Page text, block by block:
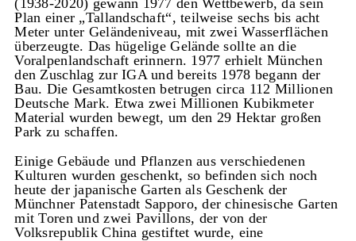
(1938-2020) gewann 1977 den Wettbewerb, da sein
Plan einer „Tallandschaft“, teilweise sechs bis acht
Meter unter Geländeniveau, mit zwei Wasserflächen
überzeugte. Das hügelige Gelände sollte an die
Voralpenlandschaft erinnern. 1977 erhielt München
den Zuschlag zur IGA und bereits 1978 begann der
Bau. Die Gesamtkosten betrugen circa 112 Millionen
Deutsche Mark. Etwa zwei Millionen Kubikmeter
Material wurden bewegt, um den 29 Hektar großen
Park zu schaffen.
Einige Gebäude und Pflanzen aus verschiedenen
Kulturen wurden geschenkt, so befinden sich noch
heute der japanische Garten als Geschenk der
Münchner Patenstadt Sapporo, der chinesische Garten
mit Toren und zwei Pavillons, der von der
Volksrepublik China gestiftet wurde, eine